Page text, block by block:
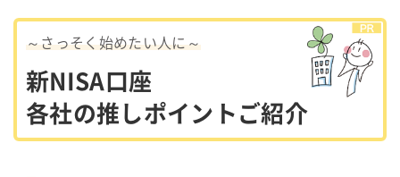
～さっそく始めたい人に～
新NISA口座
各社の推しポイントご紹介